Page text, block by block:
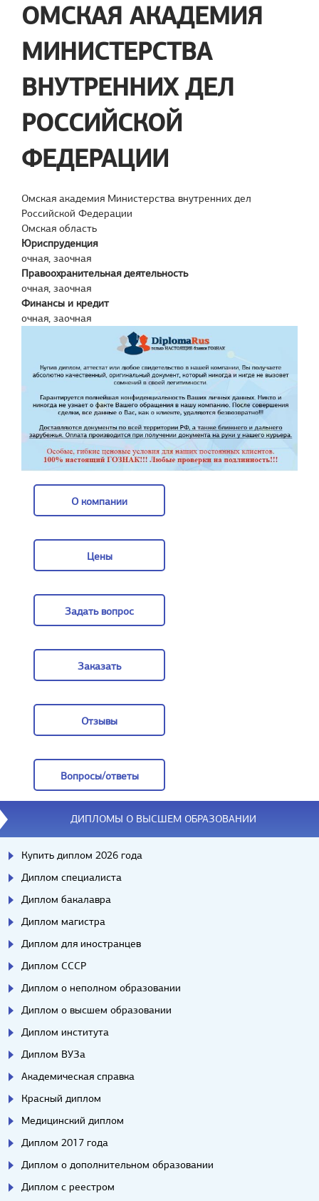
ОМСКАЯ АКАДЕМИЯ
МИНИСТЕРСТВА
ВНУТРЕННИХ ДЕЛ
РОССИЙСКОЙ
ФЕДЕРАЦИИ
Омская академия Министерства внутренних дел
Российской Федерации
Омская область
Юриспруденция
очная, заочная
Правоохранительная деятельность
очная, заочная
Финансы и кредит
очная, заочная
О компании
Цены
Задать вопрос
Заказать
Отзывы
Вопросы/ответы
Вопросы/ответы
ДИПЛОМЫ О ВЫСШЕМ ОБРАЗОВАНИИ
Купить диплом 2026 года
Диплом специалиста
Диплом бакалавра
Диплом магистра
Диплом для иностранцев
Диплом СССР
Диплом о неполном образовании
Диплом о высшем образовании
Диплом института
Диплом ВУЗа
Академическая справка
Красный диплом
Медицинский диплом
Диплом 2017 года
Диплом о дополнительном образовании
Диплом с реестром